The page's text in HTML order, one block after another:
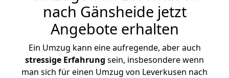
nach Gänsheide jetzt
Angebote erhalten
Ein Umzug kann eine aufregende, aber auch
stressige Erfahrung sein, insbesondere wenn
man sich für einen Umzug von Leverkusen nach